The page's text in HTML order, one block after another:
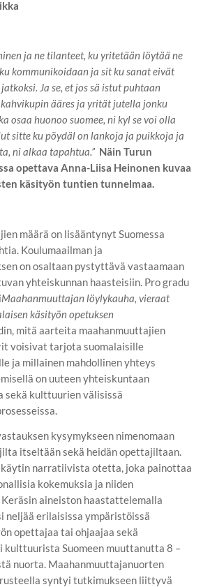
ja ne tilanteet, ku yritetään löytää ne
kommunikoidaan ja sit ku sanat eivät
Ja se, et jos sä istut puhtaan
ääres ja yrität jutella jonku
osaa huonoo suomee, ni kyl se voi olla
sitte ku pöydäl on lankoja ja puikkoja ja
ni alkaa tapahtua.” Näin Turun
opettava Anna-Liisa Heinonen kuvaa
käsityön tuntien tunnelmaa.
määrä on lisääntynyt Suomessa
Koulumaailman ja
on osaltaan pystyttävä vastaamaan
yhteiskunnan haasteisiin. Pro gradu
Maahanmuuttajan löylykauha, vieraat
käsityön opetuksen
mitä aarteita maahanmuuttajien
voisivat tarjota suomalaisille
ja millainen mahdollinen yhteys
on uuteen yhteiskuntaan
sekä kulttuurien välisissä
kysymykseen nimenomaan
itseltään sekä heidän opettajiltaan.
käytin narratiivista otetta, joka painottaa
kokemuksia ja niiden
aineiston haastattelemalla
neljää erilaisissa ympäristöissä
opettajaa tai ohjaajaa sekä
kulttuurista Suomeen muuttanutta 8 –
nuorta. Maahanmuuttajanuorten
syntyi tutkimukseen liittyvä